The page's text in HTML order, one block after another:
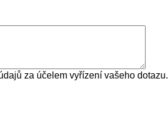
za účelem vyřízení vašeho dotazu.